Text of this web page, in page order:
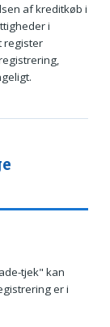
af kreditkøb i
i
register
tjek" kan
er i